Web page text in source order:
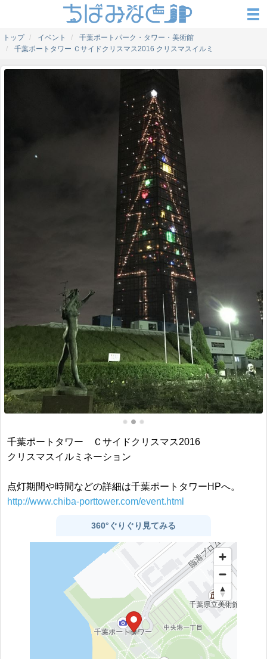
トップ イベント
千葉ポートパーク・タワー・美術館
千葉ポートタワー Ｃサイドクリスマス2016 クリスマスイルミ
千葉ポートタワー Ｃサイドクリスマス2016
クリスマスイルミネーション
点灯期間や時間などの詳細は千葉ポートタワーHPへ。
http://www.chiba-porttower.com/event.html
360°ぐりぐり見てみる